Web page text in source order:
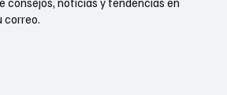
correo.